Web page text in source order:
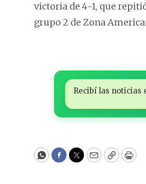
victoria de 4-1, que
grupo 2 de Zona
Recibí las noticias
WhatsApp
Facebook
Twitter
EmailCopyPrint